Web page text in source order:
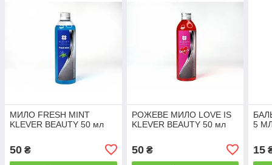
МИЛО FRESH MINT
KLEVER BEAUTY 50 мл
50 ₴
РОЖЕВЕ МИЛО LOVE IS
KLEVER BEAUTY 50 мл
50₴
5
15